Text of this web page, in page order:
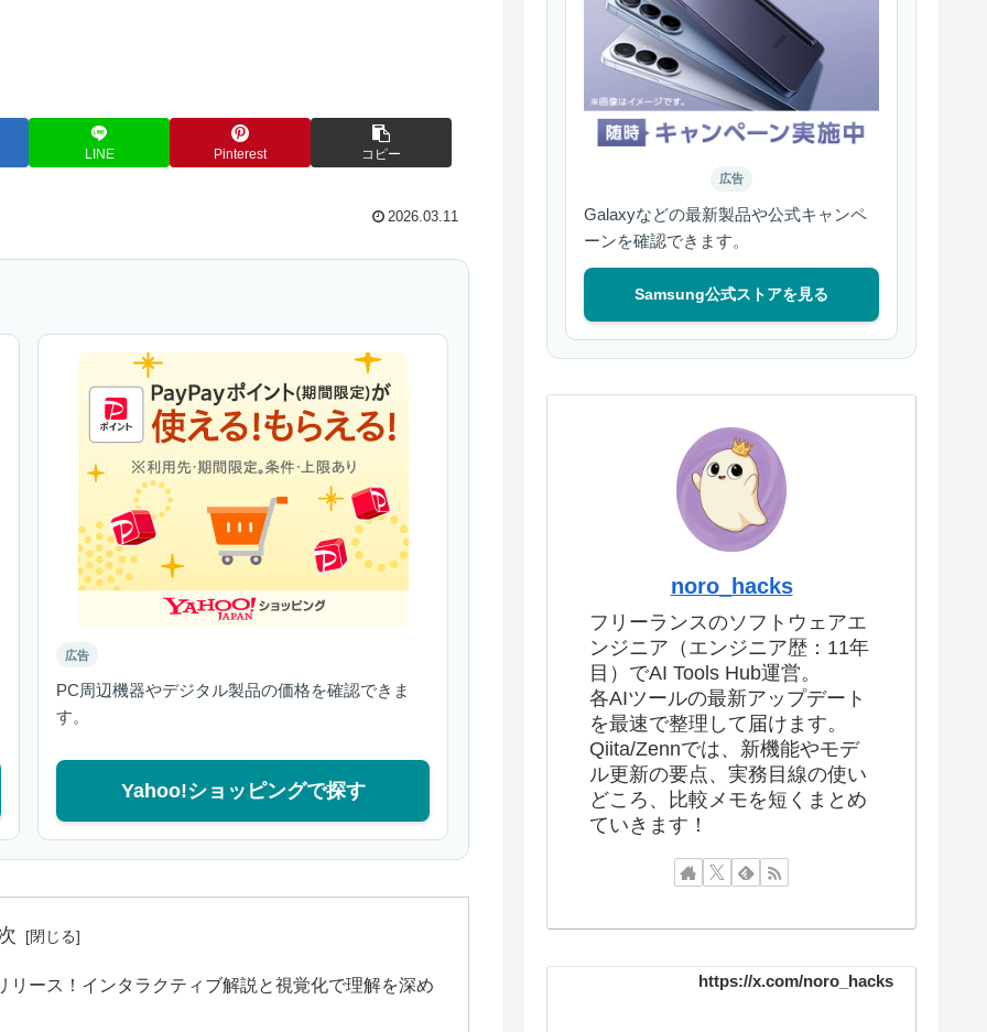
LINE Pinterest コピー
2026.03.11
広告
PC周辺機器やデジタル製品の価格を確認できま
す。
Yahoo!ショッピングで探す
ース！インタラクティブ解説と視覚化で理解を深め
広告
Galaxyなどの最新製品や公式キャンペ
ーンを確認できます。
Samsung公式ストアを見る
noro_hacks
フリーランスのソフトウェアエ
ンジニア（エンジニア歴：11年
目）でAI Tools Hub運営。
各AIツールの最新アップデート
を最速で整理して届けます。
Qiita/Zennでは、新機能やモデ
ル更新の要点、実務目線の使い
どころ、比較メモを短くまとめ
ていきます！
https://x.com/noro_hacks